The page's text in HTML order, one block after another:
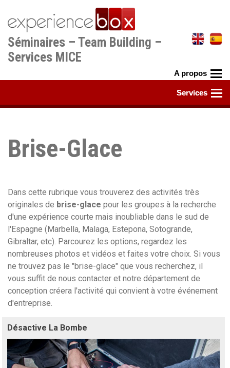
contenu
principal
Séminaires – Team Building –
Services MICE
Brise-Glace
Dans cette rubrique vous trouverez des activités très
originales de brise-glace pour les groupes à la recherche
d'une expérience courte mais inoubliable dans le sud de
l'Espagne (Marbella, Malaga, Estepona, Sotogrande,
Gibraltar, etc). Parcourez les options, regardez les
nombreuses photos et vidéos et faites votre choix. Si vous
ne trouvez pas le "brise-glace" que vous recherchez, il
vous suffit de nous contacter et notre département de
conception créera l'activité qui convient à votre événement
d'entreprise.
Désactive La Bombe